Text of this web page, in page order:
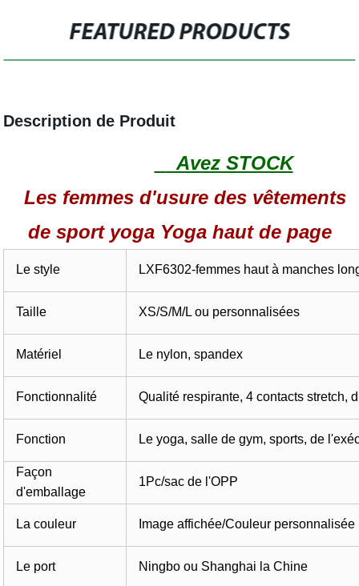
FEATURED PRODUCTS
Description de Produit
Avez STOCK
Les femmes d'usure des vêtements
de sport yoga Yoga haut de page
Le style LXF6302-femmes haut à manches
Taille XS/S/M/L ou personnalisées
Matériel Le nylon, spandex
Fonctionnalité Qualité respirante, 4 contacts stretch,
Fonction Le yoga, salle de gym, sports, de
Façon
d'emballage
1Pc/sac de l'OPP
La couleur Image affichée/Couleur personnalisée
Le port Ningbo ou Shanghai la Chine